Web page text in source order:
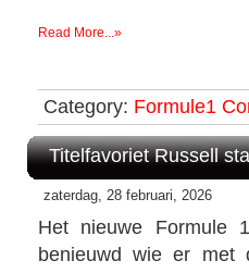
Read More...»
Category: Formule1
Titelfavoriet Russell
zaterdag, 28 februari, 2026
Het nieuwe Formule
benieuwd wie er